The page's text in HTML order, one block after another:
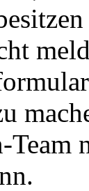
Team